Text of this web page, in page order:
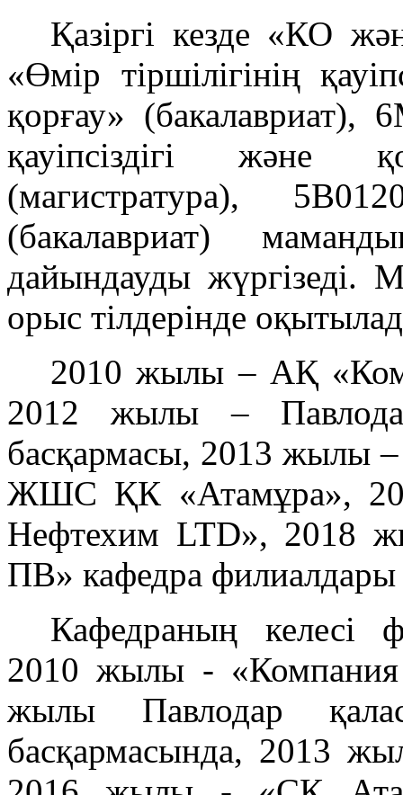
Қазіргі кезде «КО
«Өмір тіршілігінің
қорғау» (бакалавриат),
қауіпсіздігі және
(магистратура),
(бакалавриат)
дайындауды жүргізеді.
орыс тілдерінде
2010 жылы – АҚ
2012 жылы –
басқармасы, 2013 жылы
ЖШС ҚК «Атамұра»,
Нефтехим LTD»,
ПВ» кафедра
Кафедраның келесі
2010 жылы -
жылы Павлодар
басқармасында, 2013